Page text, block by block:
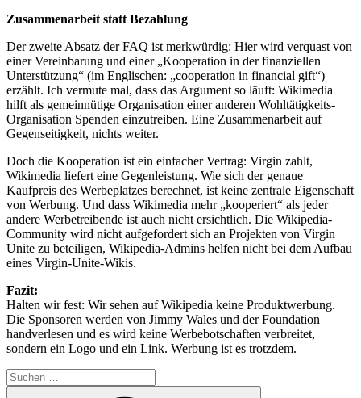
Zusammenarbeit statt Bezahlung
Der zweite Absatz der FAQ ist merkwürdig: Hier wird verquast von
einer Vereinbarung und einer „Kooperation in der finanziellen
Unterstützung“ (im Englischen: „cooperation in financial gift“)
erzählt. Ich vermute mal, dass das Argument so läuft: Wikimedia
hilft als gemeinnütige Organisation einer anderen Wohltätigkeits-
Organisation Spenden einzutreiben. Eine Zusammenarbeit auf
Gegenseitigkeit, nichts weiter.
Doch die Kooperation ist ein einfacher Vertrag: Virgin zahlt,
Wikimedia liefert eine Gegenleistung. Wie sich der genaue
Kaufpreis des Werbeplatzes berechnet, ist keine zentrale Eigenschaft
von Werbung. Und dass Wikimedia mehr „kooperiert“ als jeder
andere Werbetreibende ist auch nicht ersichtlich. Die Wikipedia-
Community wird nicht aufgefordert sich an Projekten von Virgin
Unite zu beteiligen, Wikipedia-Admins helfen nicht bei dem Aufbau
eines Virgin-Unite-Wikis.
Fazit:
Halten wir fest: Wir sehen auf Wikipedia keine Produktwerbung.
Die Sponsoren werden von Jimmy Wales und der Foundation
handverlesen und es wird keine Werbebotschaften verbreitet,
sondern ein Logo und ein Link. Werbung ist es trotzdem.
Suchen
nach: